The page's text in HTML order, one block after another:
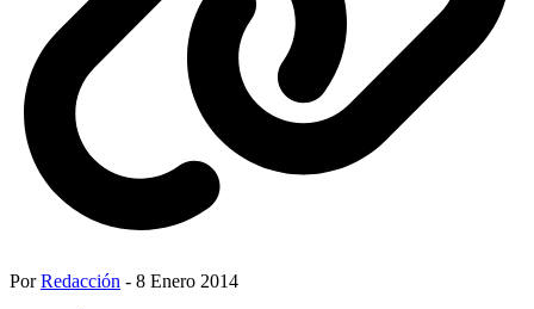
PorRedacción - 8 Enero 2014